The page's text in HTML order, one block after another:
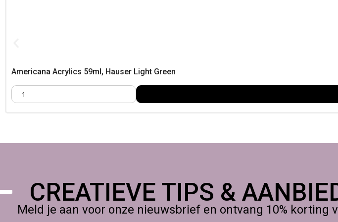
Americana Acrylics 59ml, Hauser Light Green
CREATIEVE TIPS &
Meld je aan voor onze nieuwsbrief en ontvang 10%